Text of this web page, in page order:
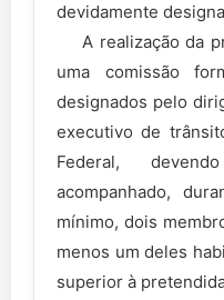
devidamente
A realização da
uma comissão
designados pelo
executivo de
Federal,
acompanhado,
mínimo, dois
menos um deles
superior à